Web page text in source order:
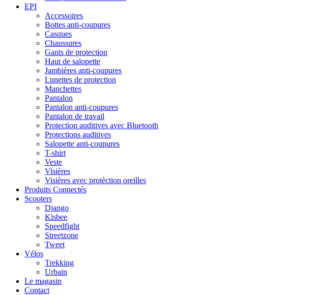
EPI
Accessoires
Bottes anti-coupures
Casques
Chaussures
Gants de protection
Haut de salopette
Jambières anti-coupures
Lunettes de protection
Manchettes
Pantalon
Pantalon anti-coupures
Pantalon de travail
Protection auditives avec Bluetooth
Protections auditives
Salopette anti-coupures
T-shirt
Veste
Visières
Visières avec protèction oreilles
Produits Connectés
Scooters
Django
Kisbee
Speedfight
Streetzone
Tweet
Vélos
Trekking
Urbain
Le magasin
Contact